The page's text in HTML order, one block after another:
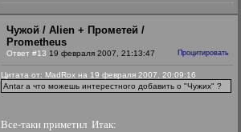
Чужой / Alien + Прометей /
Prometheus
Ответ #13 19 февраля 2007, 21:13:47 Процитировать
Цитата от: MadRox на 19 февраля 2007, 20:09:16
Antar а что можешь интерестного добавить о "Чужих" ?
Все-таки приметил Итак: